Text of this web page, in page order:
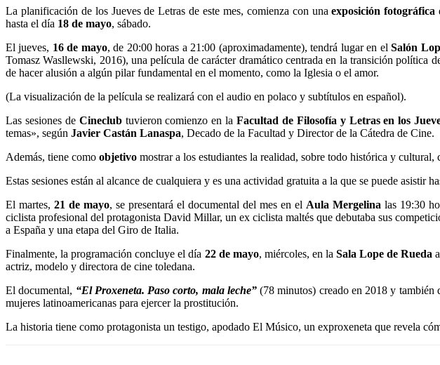
La planificación de los Jueves de Letras de este mes, comienza con unaexposición fotográfica
hasta el día 18 de mayo, sábado.
El jueves, 16 de mayo, de 20:00 horas a 21:00 (aproximadamente), tendrá lugar en elSalón
Tomasz Wasllewski, 2016), una película de carácter dramático centrada en la transición política
de hacer alusión a algún pilar fundamental en el momento, como la Iglesia o el amor.
(La visualización de la película se realizará con el audio en polaco y subtítulos en español).
Las sesiones de Cineclubtuvieron comienzo en laFacultad de Filosofía y Letras en los
temas», según Javier Castán Lanaspa, Decado de la Facultad y Director de la Cátedra de Cine.
Además, tiene como objetivo mostrar a los estudiantes la realidad, sobre todo histórica y
Estas sesiones están al alcance de cualquiera y es una actividad gratuita a la que se puede asistir
El martes, 21 de mayo, se presentará el documental del mes en el Aula Mergelina las 19:30
ciclista profesional del protagonista David Millar, un ex ciclista maltés que debutaba sus
a España y una etapa del Giro de Italia.
Finalmente, la programación concluye el día 22 de mayo, miércoles, en laSala Lope de Rueda
actriz, modelo y directora de cine toledana.
El documental, “El Proxeneta. Paso corto, mala leche” (78 minutos) creado en 2018 y también
mujeres latinoamericanas para ejercer la prostitución.
La historia tiene como protagonista un testigo, apodado El Músico, un exproxeneta que revela